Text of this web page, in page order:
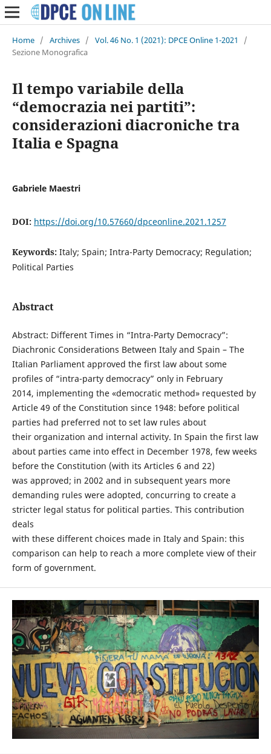
Home / Archives / Vol. 46 No. 1 (2021): DPCE Online 1-2021
/
Sezione Monografica
Il tempo variabile della
“democrazia nei partiti”:
considerazioni diacroniche tra
Italia e Spagna
Gabriele Maestri
DOI: https://doi.org/10.57660/dpceonline.2021.1257
Keywords: Italy; Spain; Intra-Party Democracy; Regulation;
Political Parties
Abstract
Abstract: Different Times in “Intra-Party Democracy”:
Diachronic Considerations Between Italy and Spain – The
Italian Parliament approved the first law about some
profiles of “intra-party democracy” only in February
2014, implementing the «democratic method» requested by
Article 49 of the Constitution since 1948: before political
parties had preferred not to set law rules about
their organization and internal activity. In Spain the first law
about parties came into effect in December 1978, few weeks
before the Constitution (with its Articles 6 and 22)
was approved; in 2002 and in subsequent years more
demanding rules were adopted, concurring to create a
stricter legal status for political parties. This contribution
deals
with these different choices made in Italy and Spain: this
comparison can help to reach a more complete view of their
form of government.